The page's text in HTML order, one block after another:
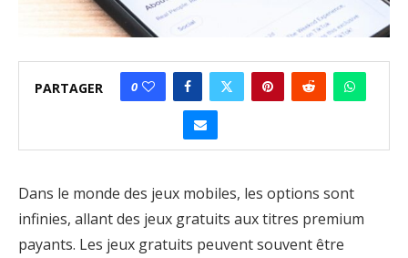
PARTAGER 0
Dans le monde des jeux mobiles, les options sont
infinies, allant des jeux gratuits aux titres premium
payants. Les jeux gratuits peuvent souvent être